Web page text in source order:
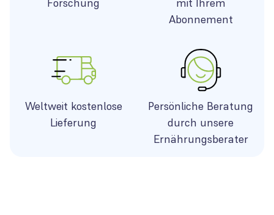
Abonnement
Weltweit kostenlose
Lieferung
Persönliche Beratung
durch unsere
Ernährungsberater